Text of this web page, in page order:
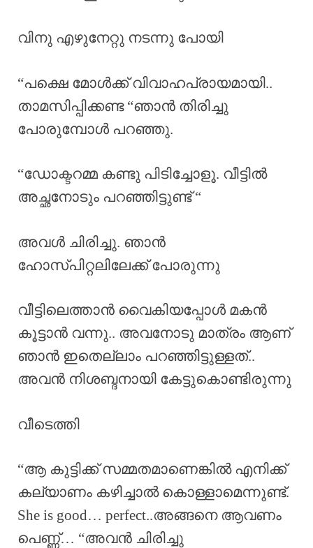
വിനു എഴുനേറ്റു നടന്നു പോയി
“പക്ഷെ മോൾക്ക് വിവാഹപ്രായമായി..
താമസിപ്പിക്കണ്ട “ഞാൻ തിരിച്ചു
പോരുമ്പോൾ പറഞ്ഞു.
“ഡോക്ടറമ്മ കണ്ടു പിടിച്ചോളൂ. വീട്ടിൽ
അച്ഛനോടും പറഞ്ഞിട്ടുണ്ട് “
അവൾ ചിരിച്ചു. ഞാൻ
ഹോസ്പിറ്റലിലേക്ക് പോരുന്നു
വീട്ടിലെത്താൻ വൈകിയപ്പോൾ മകൻ
കൂട്ടാൻ വന്നു.. അവനോടു മാത്രം ആണ്
ഞാൻ ഇതെല്ലാം പറഞ്ഞിട്ടുള്ളത്..
അവൻ നിശബ്ദനായി കേട്ടുകൊണ്ടിരുന്നു
വീടെത്തി
“ആ കുട്ടിക്ക് സമ്മതമാണെങ്കിൽ എനിക്ക്
കല്യാണം കഴിച്ചാൽ കൊള്ളാമെന്നുണ്ട്.
She is good… perfect..അങ്ങനെ ആവണം
പെണ്ണ്… “അവൻ ചിരിച്ചു